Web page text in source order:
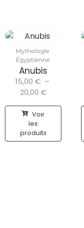
Mythologie
Égyptienne
Anubis
15,00 € –
20,00 €
Voir
les
produits